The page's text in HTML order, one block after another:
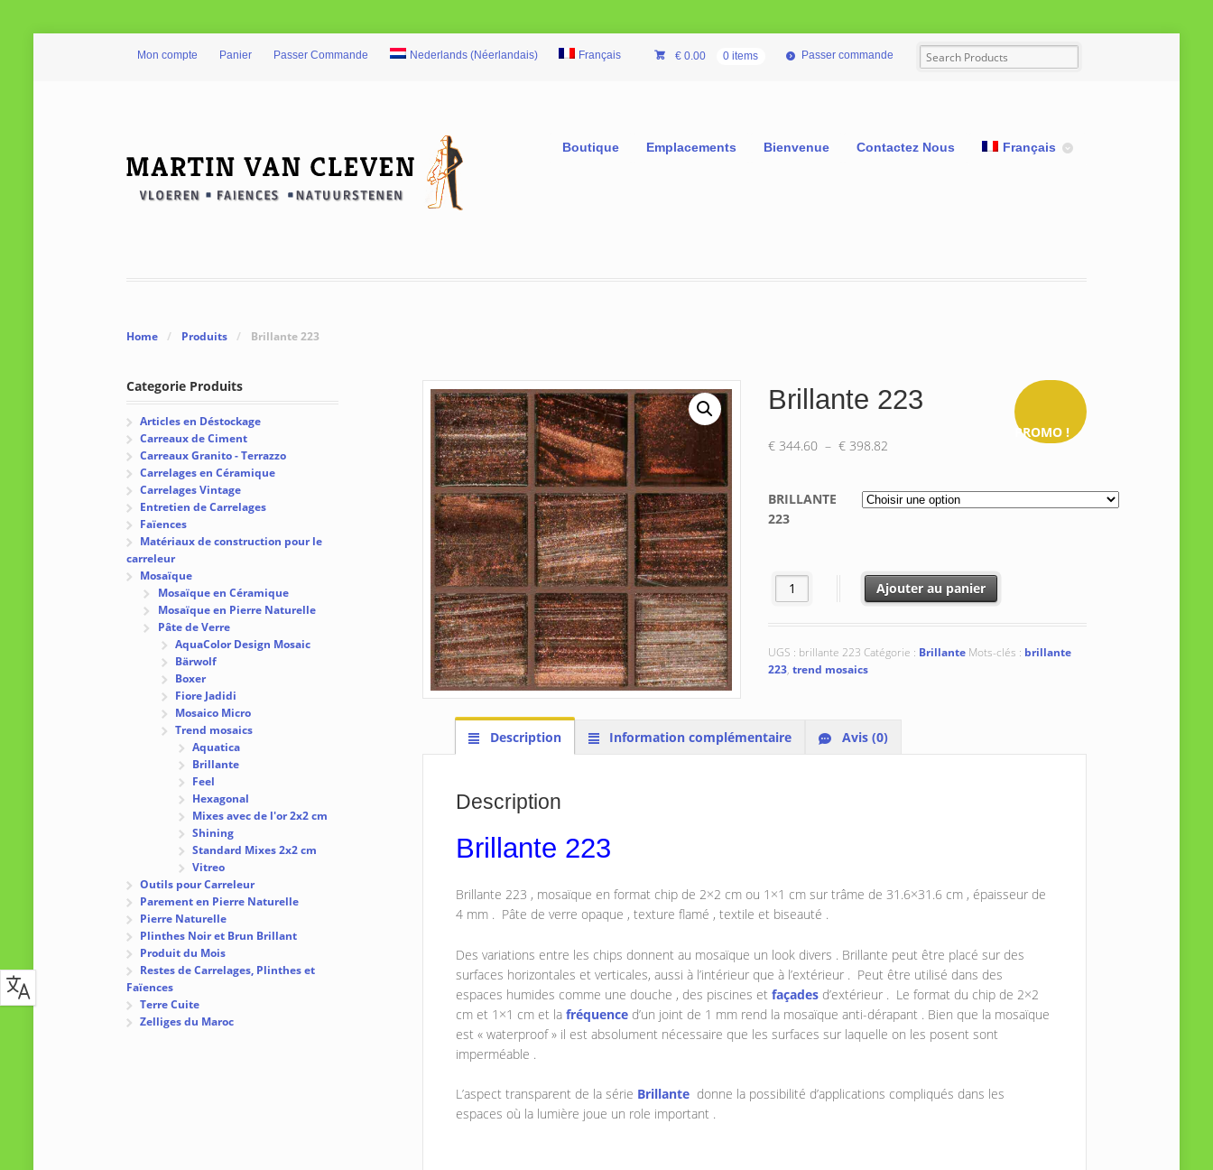
Mon compte Panier Passer Commande Nederlands(Néerlandais) Français €0.00 0 items Passer commande
Boutique Emplacements Bienvenue Contactez Nous Français
Home / Produits / Brillante 223
PROMO !
Brillante 223
€344.60 – €398.82Plage
€ 344.60
BRILLANTE
223
quantité de Brillante 223Ajouter au panier
UGS : brillante 223 Catégorie : Brillante Mots-clés : brillante
223, trend mosaics
Description Information complémentaire Avis (0)
Description
Brillante 223
Brillante 223 , mosaïque en format chip de 2×2 cm ou 1×1 cm sur trâme de 31.6×31.6 cm , épaisseur de
4 mm . Pâte de verre opaque , texture flamé , textile et biseauté .
Des variations entre les chips donnent au mosaïque un look divers . Brillante peut être placé sur des
surfaces horizontales et verticales, aussi à l’intérieur que à l’extérieur . Peut être utilisé dans des
espaces humides comme une douche , des piscines etfaçades d’extérieur . Le format du chip de 2×2
cm et 1×1 cm et lafréquence d’un joint de 1 mm rend la mosaïque anti-dérapant . Bien que la mosaïque
est « waterproof » il est absolument nécessaire que les surfaces sur laquelle on les posent sont
imperméable .
L’aspect transparent de la série Brillante donne la possibilité d’applications compliqués dans les
espaces où la lumière joue un role important .
Categorie Produits
Articles en Déstockage
Carreaux de Ciment
Carreaux Granito - Terrazzo
Carrelages en Céramique
Carrelages Vintage
Entretien de Carrelages
Faïences
Matériaux de construction pour le
carreleur
Mosaïque
Mosaïque en Céramique
Mosaïque en Pierre Naturelle
Pâte de Verre
AquaColor Design Mosaic
Bärwolf
Boxer
Fiore Jadidi
Mosaico Micro
Trend mosaics
Aquatica
Brillante
Feel
Hexagonal
Mixes avec de l'or 2x2 cm
Shining
Standard Mixes 2x2 cm
Vitreo
Outils pour Carreleur
Parement en Pierre Naturelle
Pierre Naturelle
Plinthes Noir et Brun Brillant
Produit du Mois
Restes de Carrelages, Plinthes et
Faïences
Terre Cuite
Zelliges du Maroc